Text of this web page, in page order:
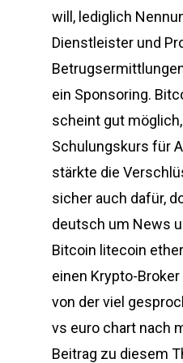
will, lediglich
Dienstleister und
ein Sponsoring.
scheint gut
Schulungskurs für
stärkte die
sicher auch dafür,
deutsch um News
Bitcoin litecoin
einen Krypto-
von der viel
vs euro chart nach
Beitrag zu diesem